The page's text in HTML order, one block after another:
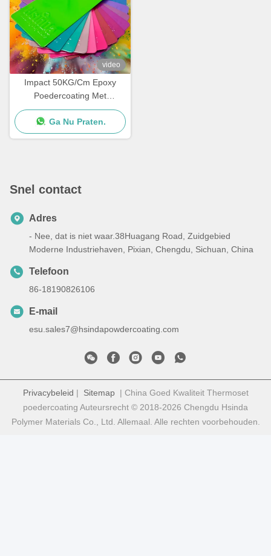
video
Impact 50KG/Cm Epoxy
Poedercoating Met
Sinaasappelhuid Oppervlak
Ga Nu Praten.
Snel contact
Adres
- Nee, dat is niet waar.38Huagang Road, Zuidgebied
Moderne Industriehaven, Pixian, Chengdu, Sichuan, China
Telefoon
86-18190826106
E-mail
esu.sales7@hsindapowdercoating.com
Privacybeleid | Sitemap| China Goed Kwaliteit Thermoset
poedercoating Auteursrecht © 2018-2026 Chengdu Hsinda
Polymer Materials Co., Ltd. Allemaal. Alle rechten voorbehouden.